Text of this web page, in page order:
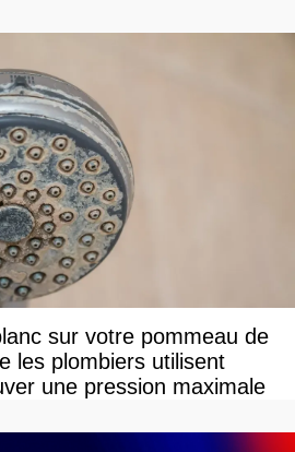
sur votre pommeau de
les plombiers utilisent
une pression maximale